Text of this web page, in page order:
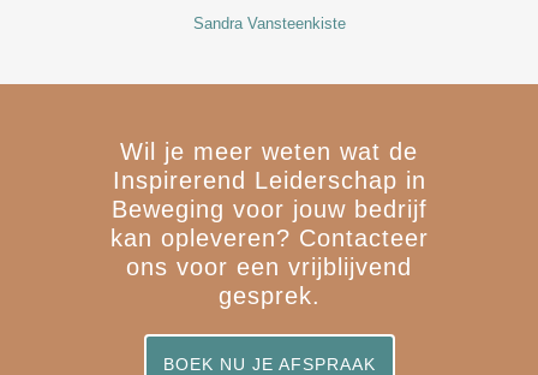
Sandra Vansteenkiste
Wil je meer weten wat de
Inspirerend Leiderschap in
Beweging voor jouw bedrijf
kan opleveren? Contacteer
ons voor een vrijblijvend
gesprek.
BOEK NU JE AFSPRAAK